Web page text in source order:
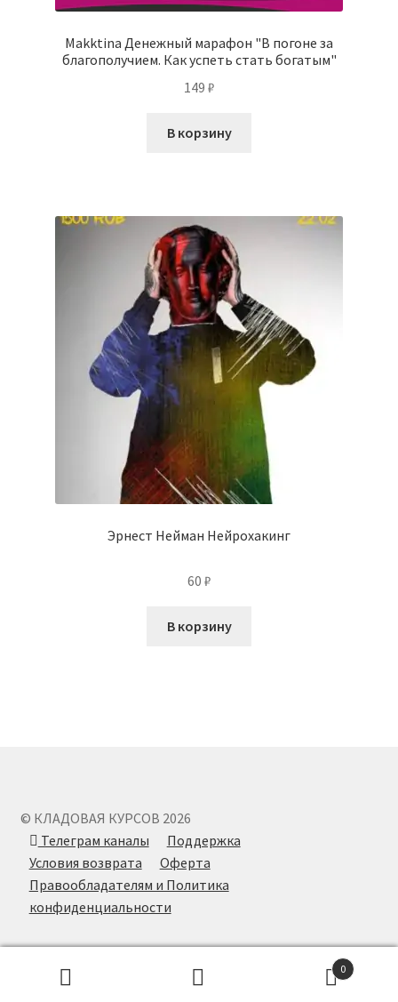
Makktina Денежный марафон "В погоне за
благополучием. Как успеть стать богатым"
149 ₽
В корзину
Эрнест Нейман Нейрохакинг
60 ₽
В корзину
© КЛАДОВАЯ КУРСОВ 2026
Телеграм каналы
Поддержка
Условия возврата
Оферта
Правообладателям и Политика
конфиденциальности
0